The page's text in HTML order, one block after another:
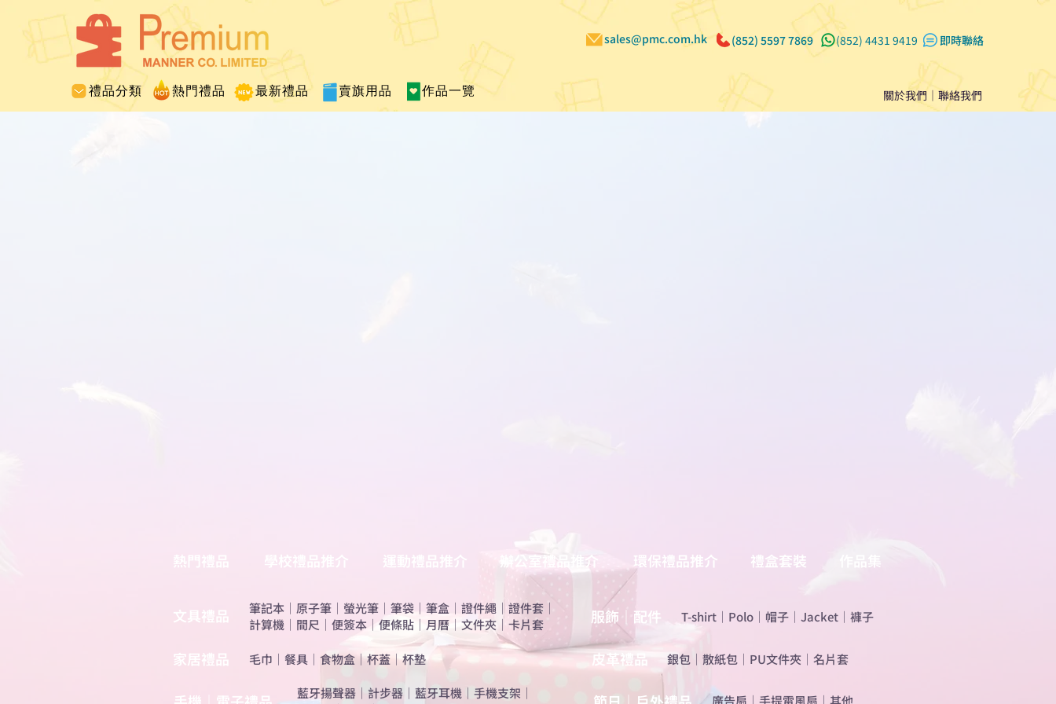
禮品分類 熱門禮品 最新禮品 賣旗用品 作品一覽
sales@pmc.com.hk (852) 5597 7869 (852) 4431 9419 ​即時聯絡
關於我們 ｜聯絡我們
熱門禮品 學校禮品推介 運動禮品推介 辦公室禮品推介 環保禮品推介 禮盒套裝 作品集
​文具禮品 筆記本 ｜ 原子筆 ｜ 螢光筆 ｜ 筆袋 ｜ 筆盒 ｜ 證件繩 ｜ 證件套 ｜
計算機 ｜ 間尺 ｜ 便簽本 ｜便條貼 ｜ 月曆 ｜ 文件夾 ｜ 卡片套
​家居禮品 ​毛巾 ｜ 餐具 ｜ 食物盒 ｜杯蓋 ｜杯墊
​藍牙揚聲器 ｜ 計步器 ｜ 藍牙耳機 ｜ 手機支架 ｜
服飾｜配件 T-shirt ｜ Polo ｜ 帽子 ｜ Jacket ｜ 褲子
​皮革禮品 ​銀包 ｜ 散紙包 ｜ PU文件夾 ｜ 名片套
​廣告扇 ｜ 手提電風扇 ｜ 其他